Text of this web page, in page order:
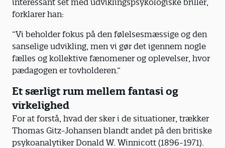
forklarer han:
”Vi beholder fokus på den følelsesmæssige og den
sanselige udvikling, men vi gør det igennem nogle
fælles og kollektive fænomener og oplevelser, hvor
pædagogen er tovholderen.”
Et særligt rum mellem fantasi og
virkelighed
For at forstå, hvad der sker i de situationer, trækker
Thomas Gitz-Johansen blandt andet på den britiske
psykoanalytiker Donald W. Winnicott (1896-1971).